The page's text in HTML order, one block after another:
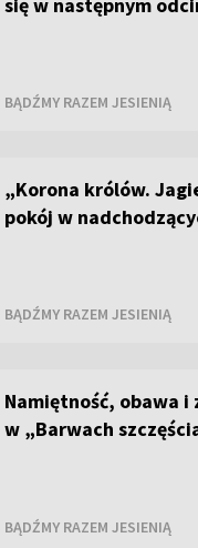
BĄDŹMY RAZEM JESIENIĄ
„Korona królów.
pokój w
BĄDŹMY RAZEM JESIENIĄ
Namiętność, obawa i
w „Barwach
BĄDŹMY RAZEM JESIENIĄ